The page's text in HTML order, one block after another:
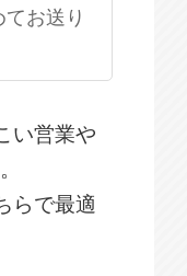
お送り
い営業や
らで最適